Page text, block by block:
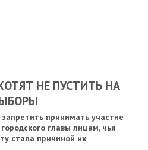
НЕ ПУСТИТЬ НА
принимать участие
главы лицам, чья
стала причиной их